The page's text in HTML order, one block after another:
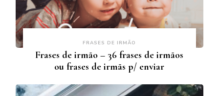
FRASES DE IRMÃO
Frases de irmão – 36 frases de irmãos
ou frases de irmãs p/ enviar